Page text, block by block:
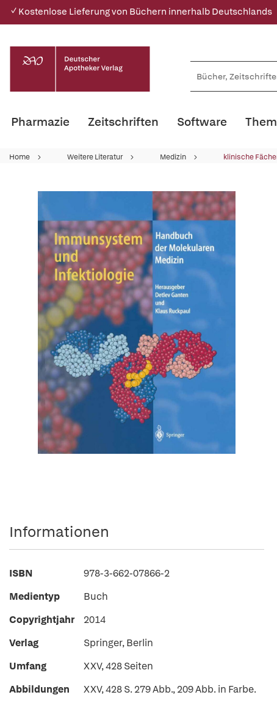
✓ Kostenlose Lieferung von Büchern innerhalb Deutschlands
Pharmazie Zeitschriften Software
Home Weitere Literatur Medizin klinische
Informationen
ISBN
978-3-662-07866-2
Medientyp
Buch
Copyrightjahr
2014
Verlag
Springer, Berlin
Umfang
XXV, 428 Seiten
Abbildungen
XXV, 428 S. 279 Abb., 209 Abb. in Farbe.